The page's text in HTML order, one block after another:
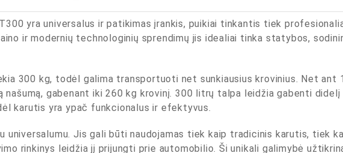
yra universalus ir patikimas įrankis, puikiai tinkantis tiek
ir modernių technologinių sprendimų jis idealiai tinka statybos,
300 kg, todėl galima transportuoti net sunkiausius krovinius. Net ant
našumą, gabenant iki 260 kg krovinį. 300 litrų talpa leidžia gabenti didelį
karutis yra ypač funkcionalus ir efektyvus.
universalumu. Jis gali būti naudojamas tiek kaip tradicinis karutis, tiek
rinkinys leidžia jį prijungti prie automobilio. Ši unikali galimybė